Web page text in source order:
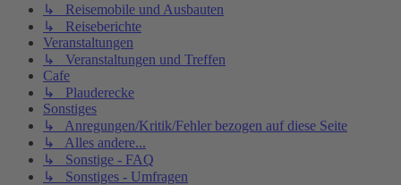
↳ Reisemobile und Ausbauten
↳ Reiseberichte
Veranstaltungen
↳ Veranstaltungen und Treffen
Cafe
↳ Plauderecke
Sonstiges
↳ Anregungen/Kritik/Fehler bezogen auf diese Seite
↳ Alles andere...
↳ Sonstige - FAQ
↳ Sonstiges - Umfragen